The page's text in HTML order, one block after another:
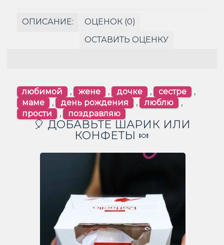
ОПИСАНИЕ:
ОЦЕНОК (0)
ОСТАВИТЬ ОЦЕНКУ
любимой , жене , дочке , сестре
,
маме
, день рождения , люблю
,
прости
, поздравляю
🎈 ДОБАВЬТЕ ШАРИК ИЛИ
КОНФЕТЫ 🍬